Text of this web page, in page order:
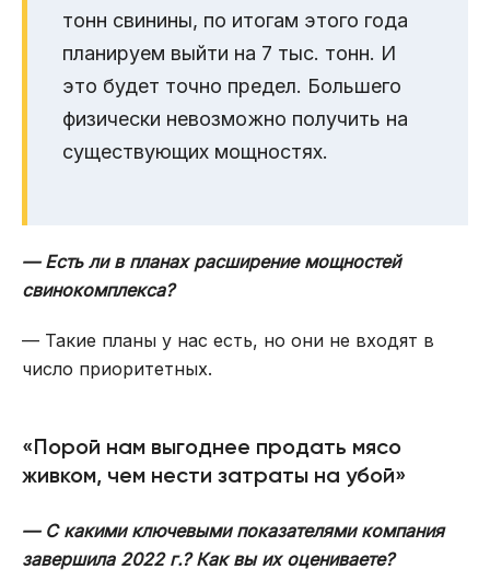
тонн свинины, по итогам этого года
планируем выйти на 7 тыс. тонн. И
это будет точно предел. Большего
физически невозможно получить на
существующих мощностях.
— Есть ли в планах расширение мощностей
свинокомплекса?
— Такие планы у нас есть, но они не входят в
число приоритетных.
«Порой нам выгоднее продать мясо
живком, чем нести затраты на убой»
— С какими ключевыми показателями компания
завершила 2022 г.? Как вы их оцениваете?